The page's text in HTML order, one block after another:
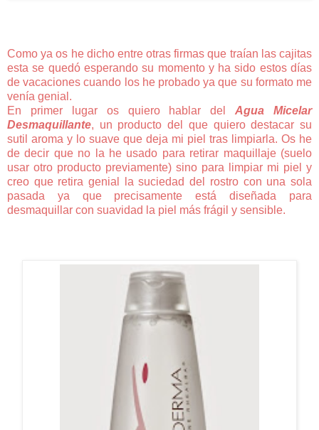
Como ya os he dicho entre otras firmas que traían las cajitas
esta se quedó esperando su momento y ha sido estos días
de vacaciones cuando los he probado ya que su formato me
venía genial.
En primer lugar os quiero hablar delAgua Micelar
Desmaquillante, un producto del que quiero destacar su
sutil aroma y lo suave que deja mi piel tras limpiarla. Os he
de decir que no la he usado para retirar maquillaje (suelo
usar otro producto previamente) sino para limpiar mi piel y
creo que retira genial la suciedad del rostro con una sola
pasada ya que precisamente está diseñada para
desmaquillar con suavidad la piel más frágil y sensible.